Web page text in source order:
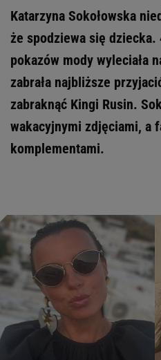
Katarzyna Sokołowska
że spodziewa się
pokazów mody wyleciała
zabrała najbliższe
zabraknąć Kingi Rusin.
wakacyjnymi zdjęciami, a
komplementami.